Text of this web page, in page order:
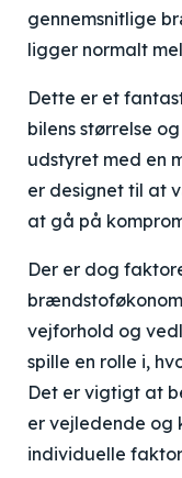
gennemsnitlige
ligger normalt
Dette er et
bilens størrelse
udstyret med en
er designet til at
at gå på
Der er dog
vejforhold og
spille en rolle i,
Det er vigtigt at
er vejledende
individuelle